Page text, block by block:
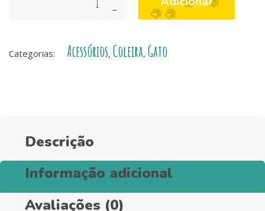
Orange
-
Categorias: Acessórios, Coleira, Gato
Descrição
Informação adicional
Avaliações (0)